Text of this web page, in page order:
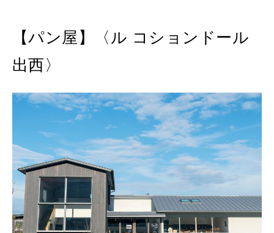
2026年6月号「大銀座 トレンドが生まれる 新しい一流店へ。」
2026年4月号「未来をつくる、学びの教科書。」
2026年3月号「スイーツ予想図 2026」
2026年2月号「良運を掴む 新・開運術。」
2026年1月号「猫がいれば、幸せ」
2025年12月号「お酒の新常識。」
【パン屋】〈ル コションドール
出西〉